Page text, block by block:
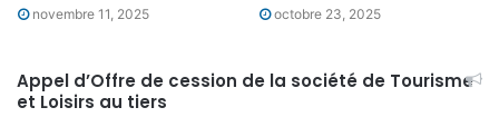
novembre 11, 2025 octobre 23, 2025
Appel d’Offre de cession de la société de Tourisme
et Loisirs au tiers